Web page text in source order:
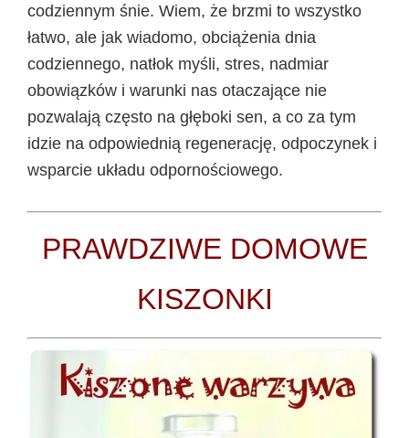
codziennym śnie. Wiem, że brzmi to wszystko
łatwo, ale jak wiadomo, obciążenia dnia
codziennego, natłok myśli, stres, nadmiar
obowiązków i warunki nas otaczające nie
pozwalają często na głęboki sen, a co za tym
idzie na odpowiednią regenerację, odpoczynek i
wsparcie układu odpornościowego.
PRAWDZIWE DOMOWE
KISZONKI